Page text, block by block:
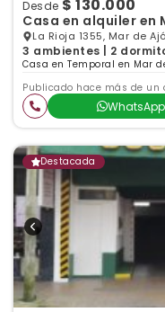
Desde $ 130.000
Casa en alquiler en
La Rioja 1355, Mar de
3 ambientes | 2
Casa en Temporal en Mar
Publicado hace más de un
WhatsApp
Destacada